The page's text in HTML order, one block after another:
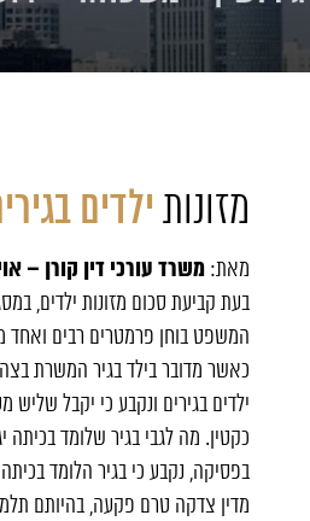
מזונות ילדים
מאת: משרד עורכי דין קורן –
בעת קביעת סכום מזונות ילדים,
המשפט בוחן פרמטרים רבים ואחד
כאשר מדובר בילד בגיר המשרת
ילדים בגירים ונקבע כי יקבל שליש
כקטין. מה לגבי בגיר שלומד בכיתה
בפסיקה, נקבע כי בגיר הלומד
מדין צדקה טרם פקעה, בהיותם